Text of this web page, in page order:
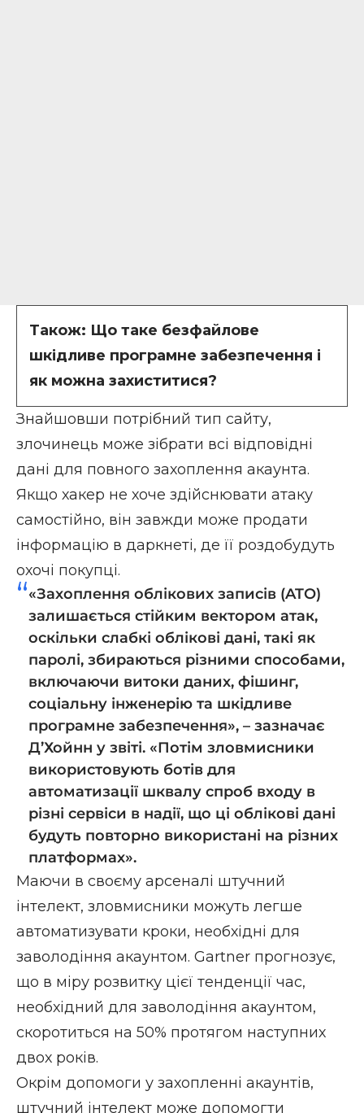
Також: Що таке безфайлове
шкідливе програмне забезпечення і
як можна захиститися?
Знайшовши потрібний тип сайту,
злочинець може зібрати всі відповідні
дані для повного захоплення акаунта.
Якщо хакер не хоче здійснювати атаку
самостійно, він завжди може продати
інформацію в даркнеті, де її роздобудуть
охочі покупці.
«Захоплення облікових записів (ATO)
залишається стійким вектором атак,
оскільки слабкі облікові дані, такі як
паролі, збираються різними способами,
включаючи витоки даних, фішинг,
соціальну інженерію та шкідливе
програмне забезпечення», – зазначає
Д’Хойнн у звіті. «Потім зловмисники
використовують ботів для
автоматизації шквалу спроб входу в
різні сервіси в надії, що ці облікові дані
будуть повторно використані на різних
платформах».
Маючи в своєму арсеналі штучний
інтелект, зловмисники можуть легше
автоматизувати кроки, необхідні для
заволодіння акаунтом. Gartner прогнозує,
що в міру розвитку цієї тенденції час,
необхідний для заволодіння акаунтом,
скоротиться на 50% протягом наступних
двох років.
Окрім допомоги у захопленні акаунтів,
штучний інтелект може допомогти